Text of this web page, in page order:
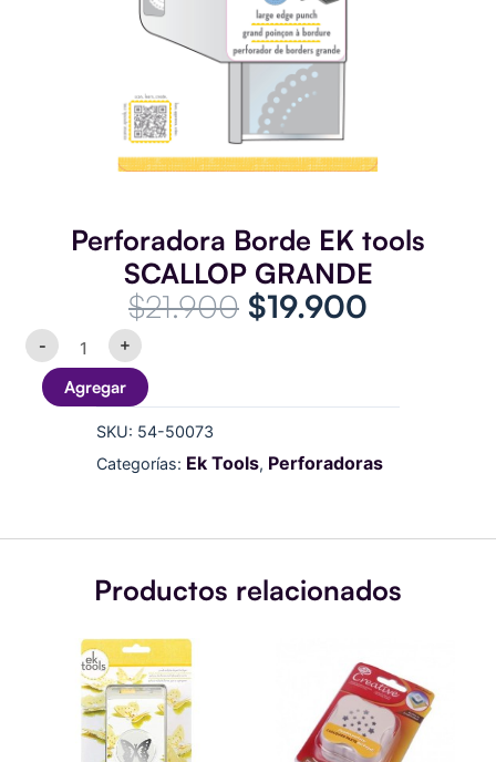
Perforadora Borde EK tools
SCALLOP GRANDE
$21.900 El
era:
$19.900
es:
-
Perforadora
Borde
EK
tools
GRANDE
cantidad
+
Agregar
SKU: 54-50073
Categorías: Ek Tools, Perforadoras
Productos relacionados
EK
Success
Butterfly
Layering
Punch
cantidad
1,5"
ESTRELL1
cantidad